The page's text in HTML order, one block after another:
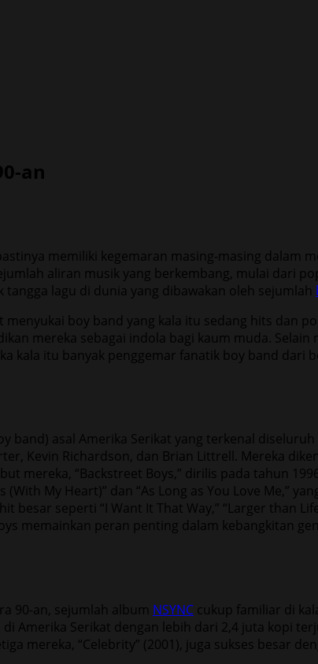
an
pastinya memiliki kegemaran masing-masing
aliran musik yang berkembang, mulai dari
lagu di dunia yang dibawakan oleh sejumlah
boy band yang kala itu sedang hits dan
mereka sebagai indola bagi kaum muda.
kala itu banyak penggemar fanatik boy band
band) asal Amerika Serikat yang terkenal
Kevin Richardson, dan Brian Littrell. Mereka
mereka, “Backstreet Boys,” dirilis pada tahun
My Heart)” dan “As Long as You Love Me,”
seperti “I Want It That Way,” “Larger than
memainkan peran penting dalam kebangkitan
90-an, sejumlah album NSYNC cukup familiar di
Serikat dengan lebih dari 2,4 juta kopi
mereka, “Celebrity” (2001), juga sukses besar